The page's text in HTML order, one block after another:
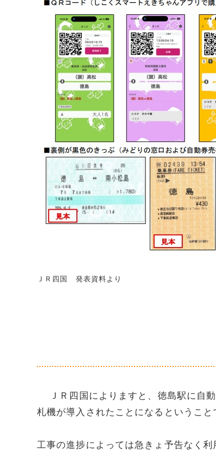
ＪＲ四国 発表資料より
ＪＲ四国によりますと、徳島駅に自
札機が導入されたことになるということ
工事の進捗によっては急きょ予告なく